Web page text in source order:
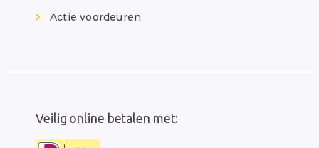
Actie voordeuren
Veilig online betalen met: